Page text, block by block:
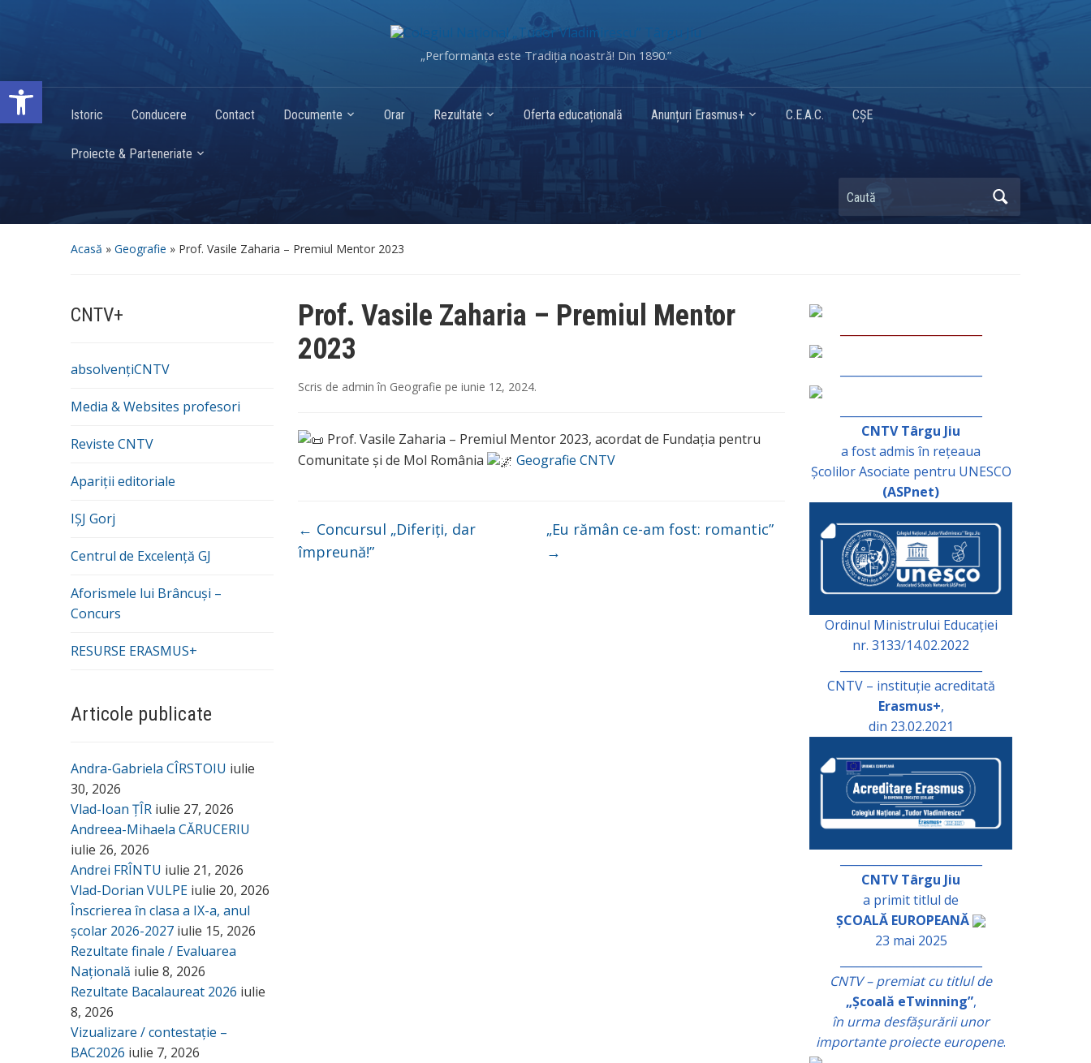
Deschide bara de unelte
„Performanța este Tradiția noastră! Din 1890.”
Istoric Conducere Contact Documente Orar Rezultate Oferta educațională Anunțuri Erasmus+ C.E.A.C. CȘE
Proiecte & Parteneriate
Caută
Acasă » Geografie » Prof. Vasile Zaharia – Premiul Mentor 2023
CNTV+
absolvențiCNTV
Media & Websites profesori
Reviste CNTV
Apariții editoriale
IȘJ Gorj
Centrul de Excelență GJ
Aforismele lui Brâncuși –
Concurs
RESURSE ERASMUS+
Articole publicate
Andra-Gabriela CÎRSTOIU iulie
30, 2026
Vlad-Ioan ȚÎR iulie 27, 2026
Andreea-Mihaela CĂRUCERIU
iulie 26, 2026
Andrei FRÎNTU iulie 21, 2026
Vlad-Dorian VULPE iulie 20, 2026
Înscrierea în clasa a IX-a, anul
școlar 2026-2027 iulie 15, 2026
Rezultate finale / Evaluarea
Națională iulie 8, 2026
Rezultate Bacalaureat 2026 iulie
8, 2026
Vizualizare / contestație –
BAC2026 iulie 7, 2026
Prof. Vasile Zaharia – Premiul Mentor
2023
Scris de admin în Geografie pe iunie 12, 2024.
Prof. Vasile Zaharia – Premiul Mentor 2023, acordat de Fundația pentru
Comunitate și de Mol România
Geografie CNTV
← Concursul „Diferiți, dar
împreună!”
„Eu rămân ce-am fost: romantic”
→
CNTV Târgu Jiu
a fost admis în rețeaua
Școlilor Asociate pentru UNESCO
(ASPnet)
Ordinul Ministrului Educației
nr. 3133/14.02.2022
CNTV – instituție acreditată
Erasmus+,
din 23.02.2021
CNTV Târgu Jiu
a primit titlul de
ȘCOALĂ EUROPEANĂ
23 mai 2025
CNTV – premiat cu titlul de
„Școală eTwinning”,
în urma desfășurării unor
importante proiecte europene.